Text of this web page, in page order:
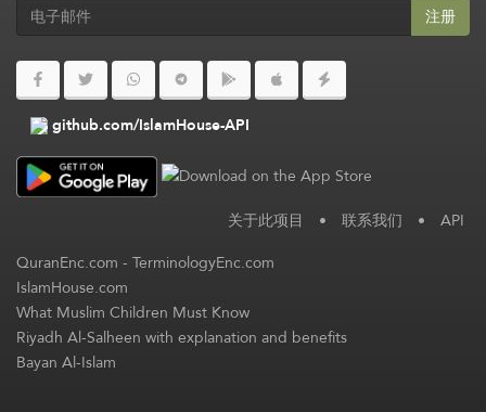
注册
github.com/IslamHouse-API
关于此项目 • 联系我们 • API
QuranEnc.com-TerminologyEnc.com
IslamHouse.com
What Muslim Children Must Know
Riyadh Al-Salheen with explanation and benefits
Bayan Al-Islam